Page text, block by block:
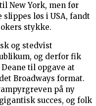
New York, men før
løs i USA, fandt
stykke.
og stedvist
og derfor fik
til opgave at
Broadways format.
på ny
succes, og folk